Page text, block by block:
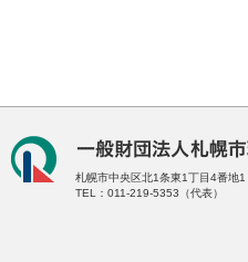
札幌市中央区北1条東1丁目4番地1
TEL：011-219-5353（代表）